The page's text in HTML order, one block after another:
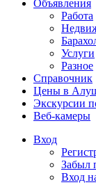
Объявления
Работа
Услуги
Разное
Справочник
Цены в
Экскурсии
Веб-камеры
Вход
Забыл
Вход